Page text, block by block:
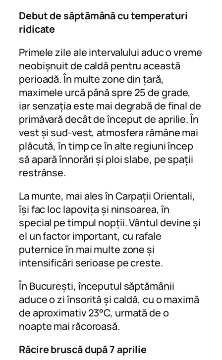
Debut de săptămână cu temperaturi
ridicate
Primele zile ale intervalului aduc o vreme
neobișnuit de caldă pentru această
perioadă. În multe zone din țară,
maximele urcă până spre 25 de grade,
iar senzația este mai degrabă de final de
primăvară decât de început de aprilie. În
vest și sud-vest, atmosfera rămâne mai
plăcută, în timp ce în alte regiuni încep
să apară înnorări și ploi slabe, pe spații
restrânse.
La munte, mai ales în Carpații Orientali,
își fac loc lapovița și ninsoarea, în
special pe timpul nopții. Vântul devine și
el un factor important, cu rafale
puternice în mai multe zone și
intensificări serioase pe creste.
În București, începutul săptămânii
aduce o zi însorită și caldă, cu o maximă
de aproximativ 23°C, urmată de o
noapte mai răcoroasă.
Răcire bruscă după 7 aprilie